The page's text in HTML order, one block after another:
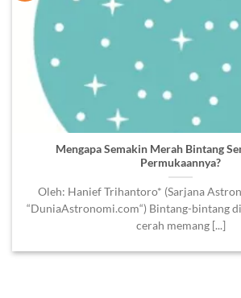
Mengapa Semakin Merah Bintang
Permukaannya?
Oleh: Hanief Trihantoro* (Sarjana
“DuniaAstronomi.com“) Bintang-bintang
cerah memang [...]